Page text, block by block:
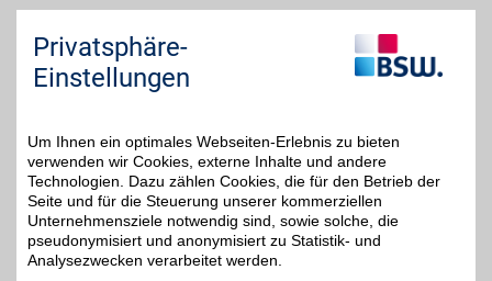
3% Zum Partnerprofil
ELV
Privatsphäre-
Einstellungen
Um Ihnen ein optimales Webseiten-Erlebnis zu bieten
verwenden wir Cookies, externe Inhalte und andere
Technologien. Dazu zählen Cookies, die für den Betrieb der
Seite und für die Steuerung unserer kommerziellen
Unternehmensziele notwendig sind, sowie solche, die
pseudonymisiert und anonymisiert zu Statistik- und
Analysezwecken verarbeitet werden.